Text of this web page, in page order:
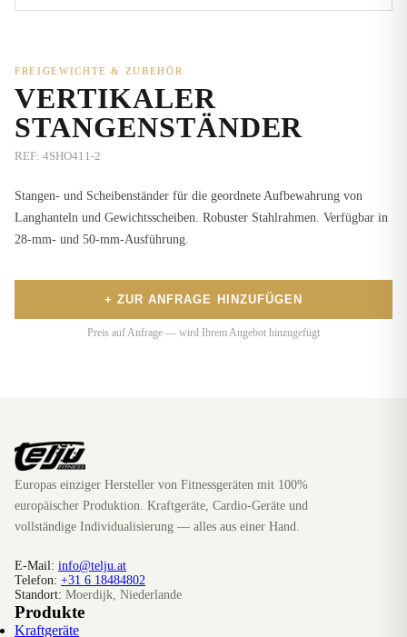
FREIGEWICHTE & ZUBEHÖR
VERTIKALER
STANGENSTÄNDER
REF: 4SHO411-2
Stangen- und Scheibenständer für die geordnete Aufbewahrung von
Langhanteln und Gewichtsscheiben. Robuster Stahlrahmen. Verfügbar in
28-mm- und 50-mm-Ausführung.
+ ZUR ANFRAGE HINZUFÜGEN
Preis auf Anfrage — wird Ihrem Angebot hinzugefügt
Europas einziger Hersteller von Fitnessgeräten mit 100%
europäischer Produktion. Kraftgeräte, Cardio-Geräte und
vollständige Individualisierung — alles aus einer Hand.
E-Mail: info@telju.at
Telefon: +31 6 18484802
Standort: Moerdijk, Niederlande
Produkte
Kraftgeräte